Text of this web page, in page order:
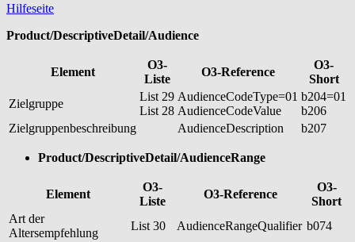
Hilfeseite
Product/DescriptiveDetail/Audience
Element
O3-
Liste
O3-Reference
O3-
Short
Zielgruppe
List 29
List 28
AudienceCodeType=01
AudienceCodeValue
b204=01
b206
Zielgruppenbeschreibung
AudienceDescription b207
Product/DescriptiveDetail/AudienceRange
Element
O3-
Liste
O3-Reference
O3-
Short
Art der
Altersempfehlung
List 30 AudienceRangeQualifier b074